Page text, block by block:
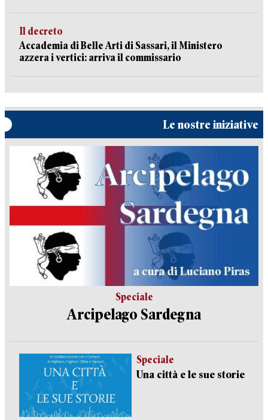
Il decreto
Accademia di Belle Arti di Sassari, il Ministero
azzera i vertici: arriva il commissario
Le nostre iniziative
Speciale
Arcipelago Sardegna
Speciale
Una città e le sue storie